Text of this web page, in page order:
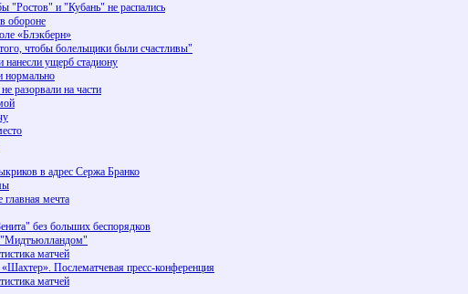
"Ростов" и "Кубань" не распались
обороне
«Блэкберн»
чтобы болельщики были счастливы"
ущерб стадиону
нормально
разорвали на части
в адрес Сержа Бранко
мечта
без больших беспорядков
"Мидтъюлландом"
матчей
Послематчевая пресс-конференция
матчей